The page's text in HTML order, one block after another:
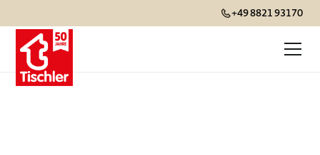
+49 8821 93170